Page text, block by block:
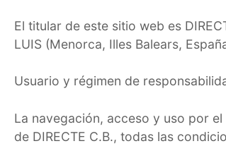
El titular de este sitio web es
LUIS (Menorca, Illes Balears,
Usuario y régimen de
La navegación, acceso y uso por
de DIRECTE C.B., todas las